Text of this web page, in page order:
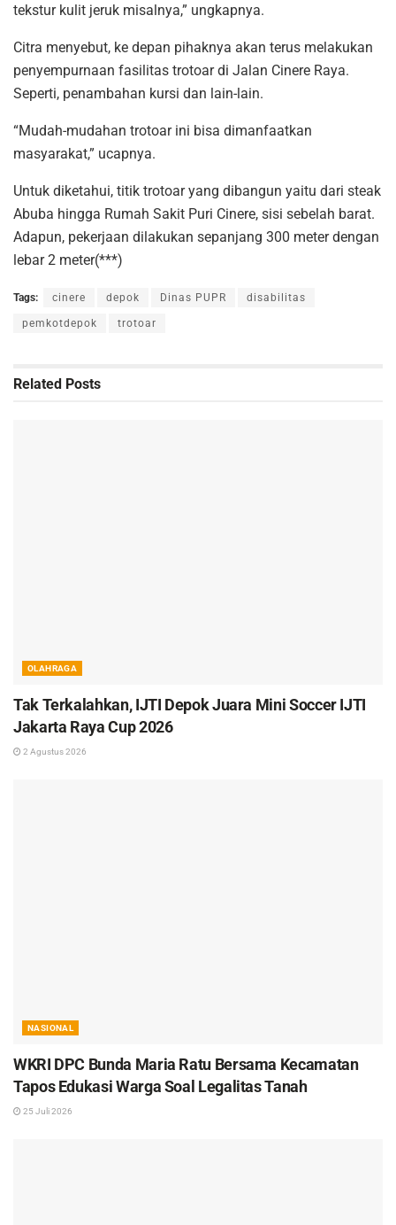
tekstur kulit jeruk misalnya,” ungkapnya.
Citra menyebut, ke depan pihaknya akan terus melakukan
penyempurnaan fasilitas trotoar di Jalan Cinere Raya.
Seperti, penambahan kursi dan lain-lain.
“Mudah-mudahan trotoar ini bisa dimanfaatkan
masyarakat,” ucapnya.
Untuk diketahui, titik trotoar yang dibangun yaitu dari steak
Abuba hingga Rumah Sakit Puri Cinere, sisi sebelah barat.
Adapun, pekerjaan dilakukan sepanjang 300 meter dengan
lebar 2 meter(***)
Tags: cinere depok Dinas PUPR disabilitas
pemkotdepok trotoar
Related Posts
OLAHRAGA
Tak Terkalahkan, IJTI Depok Juara Mini Soccer IJTI
Jakarta Raya Cup 2026
2 Agustus 2026
NASIONAL
WKRI DPC Bunda Maria Ratu Bersama Kecamatan
Tapos Edukasi Warga Soal Legalitas Tanah
25 Juli 2026